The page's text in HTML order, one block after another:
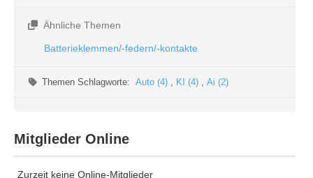
Ähnliche Themen
Batterieklemmen/-federn/-kontakte
Themen Schlagworte:Auto (4) , KI (4) , Ai (2)
Mitglieder Online
Zurzeit keine Online-Mitglieder